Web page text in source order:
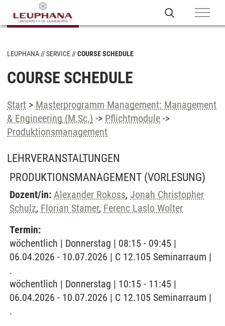
LEUPHANA SERVICE COURSE SCHEDULE
COURSE SCHEDULE
Start > Masterprogramm Management: Management
& Engineering (M.Sc.) -> Pflichtmodule ->
Produktionsmanagement
LEHRVERANSTALTUNGEN
PRODUKTIONSMANAGEMENT (VORLESUNG)
Dozent/in: Alexander Rokoss, Jonah Christopher
Schulz, Florian Stamer, Ferenc Laslo Wolter
Termin:
wöchentlich | Donnerstag | 08:15 - 09:45 |
06.04.2026 - 10.07.2026 | C 12.105 Seminarraum |
.
wöchentlich | Donnerstag | 10:15 - 11:45 |
06.04.2026 - 10.07.2026 | C 12.105 Seminarraum |
.